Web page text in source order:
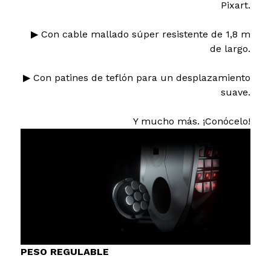
Pixart.
▶ Con cable mallado súper resistente de 1,8 m
de largo.
▶ Con patines de teflón para un desplazamiento
suave.
Y mucho más. ¡Conócelo!
PESO REGULABLE